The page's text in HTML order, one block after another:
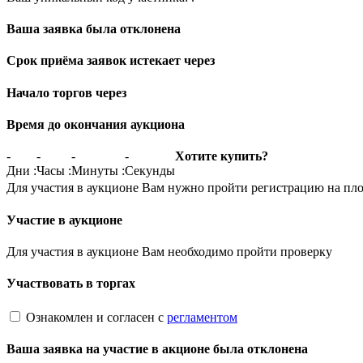
Ваша заявка была отклонена
Срок приёма заявок истекает через
Начало торгов через
Время до окончания аукциона
-
Дни :
-
Часы :
-
Минуты :
-
Секунды
Хотите купить?
Для участия в аукционе Вам нужно пройти регистрацию на
Участие в аукционе
Для участия в аукционе Вам необходимо пройти проверку
Участвовать в торгах
Ознакомлен и согласен с регламентом
Ваша заявка на участие в акционе была отклонена